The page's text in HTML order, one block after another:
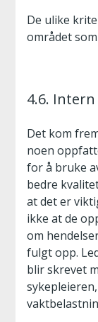
De ulike
området
4.6.
Det kom
noen
for å bruke
bedre
at det er
ikke at de
om
fulgt opp.
blir skrevet